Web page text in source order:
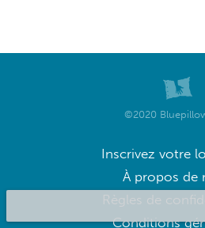
©2020
Inscrivez votre
À propos de
Règles de
Conditions